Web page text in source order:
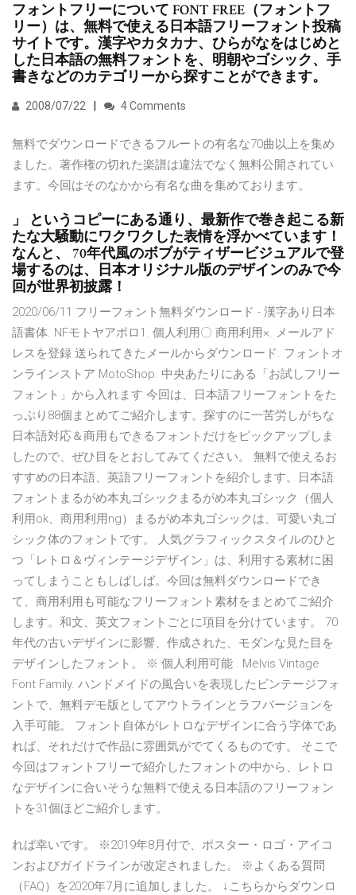
フォントフリーについて FONT FREE（フォントフ
リー）は、無料で使える日本語フリーフォント投稿
サイトです。漢字やカタカナ、ひらがなをはじめと
した日本語の無料フォントを、明朝やゴシック、手
書きなどのカテゴリーから探すことができます。
2008/07/22 4 Comments
無料でダウンロードできるフルートの有名な70曲以上を集め
ました。著作権の切れた楽譜は違法でなく無料公開されてい
ます。今回はそのなかから有名な曲を集めております。
」 というコピーにある通り、最新作で巻き起こる新
たな大騒動にワクワクした表情を浮かべています！
なんと、 70年代風のボブがティザービジュアルで登
場するのは、日本オリジナル版のデザインのみで今
回が世界初披露！
2020/06/11 フリーフォント無料ダウンロード - 漢字あり日本
語書体. NFモトヤアポロ1. 個人利用〇 商用利用×. メールアド
レスを登録 送られてきたメールからダウンロード. フォントオ
ンラインストア MotoShop. 中央あたりにある「お試しフリー
フォント」から入れます 今回は、日本語フリーフォントをた
っぷり88個まとめてご紹介します。探すのに一苦労しがちな
日本語対応＆商用もできるフォントだけをピックアップしま
したので、ぜひ目をとおしてみてください。 無料で使えるお
すすめの日本語、英語フリーフォントを紹介します。日本語
フォントまるがめ本丸ゴシックまるがめ本丸ゴシック（個人
利用ok、商用利用ng）まるがめ本丸ゴシックは、可愛い丸ゴ
シック体のフォントです。 人気グラフィックスタイルのひと
つ「レトロ＆ヴィンテージデザイン」は、利用する素材に困
ってしまうこともしばしば。今回は無料ダウンロードでき
て、商用利用も可能なフリーフォント素材をまとめてご紹介
します。和文、英文フォントごとに項目を分けています。 70
年代の古いデザインに影響、作成された、モダンな見た目を
デザインしたフォント。 ※ 個人利用可能 . Melvis Vintage
Font Family. ハンドメイドの風合いを表現したビンテージフォ
ントで、無料デモ版としてアウトラインとラフバージョンを
入手可能。 フォント自体がレトロなデザインに合う字体であ
れば、それだけで作品に雰囲気がでてくるものです。 そこで
今回はフォントフリーで紹介したフォントの中から、レトロ
なデザインに合いそうな無料で使える日本語のフリーフォン
トを31個ほどご紹介します。
れば幸いです。 ※2019年8月付で、ポスター・ロゴ・アイコ
ンおよびガイドラインが改定されました。 ※よくある質問
（FAQ）を2020年7月に追加しました。 ↓こちらからダウンロ